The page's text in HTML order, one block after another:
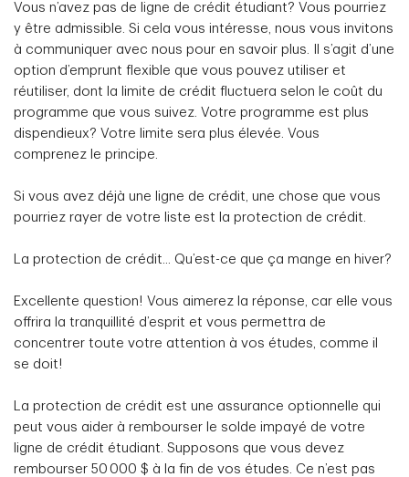
Vous n’avez pas de ligne de crédit étudiant? Vous pourriez
y être admissible. Si cela vous intéresse, nous vous invitons
à communiquer avec nous pour en savoir plus. Il s’agit d’une
option d’emprunt flexible que vous pouvez utiliser et
réutiliser, dont la limite de crédit fluctuera selon le coût du
programme que vous suivez. Votre programme est plus
dispendieux? Votre limite sera plus élevée. Vous
comprenez le principe.
Si vous avez déjà une ligne de crédit, une chose que vous
pourriez rayer de votre liste est la protection de crédit.
La protection de crédit... Qu’est-ce que ça mange en hiver?
Excellente question! Vous aimerez la réponse, car elle vous
offrira la tranquillité d’esprit et vous permettra de
concentrer toute votre attention à vos études, comme il
se doit!
La protection de crédit est une assurance optionnelle qui
peut vous aider à rembourser le solde impayé de votre
ligne de crédit étudiant. Supposons que vous devez
rembourser 50 000 $ à la fin de vos études. Ce n’est pas